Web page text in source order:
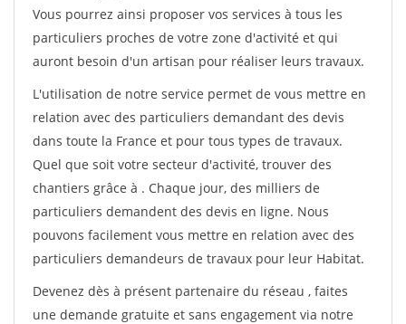
Vous pourrez ainsi proposer vos services à tous les
particuliers proches de votre zone d'activité et qui
auront besoin d'un artisan pour réaliser leurs travaux.
L'utilisation de notre service permet de vous mettre en
relation avec des particuliers demandant des devis
dans toute la France et pour tous types de travaux.
Quel que soit votre secteur d'activité, trouver des
chantiers grâce à . Chaque jour, des milliers de
particuliers demandent des devis en ligne. Nous
pouvons facilement vous mettre en relation avec des
particuliers demandeurs de travaux pour leur Habitat.
Devenez dès à présent partenaire du réseau , faites
une demande gratuite et sans engagement via notre